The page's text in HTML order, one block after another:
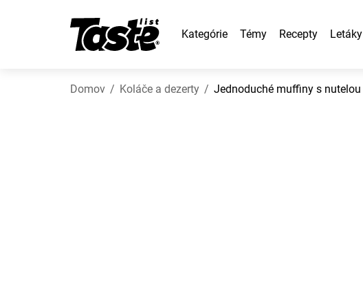
Kategórie Témy Recepty Letáky
Domov Koláče a dezerty Jednoduché muffiny s nutelou